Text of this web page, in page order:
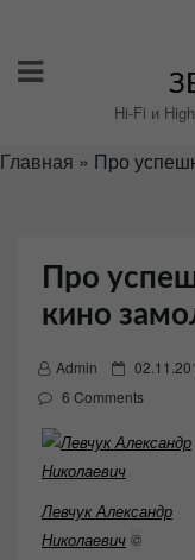
содержимому
Hi-Fi и
Главная » Про
Про
кино
Admin
P
o
t
e
d
o
6 Comments
Левчук Александр
Николаевич ©